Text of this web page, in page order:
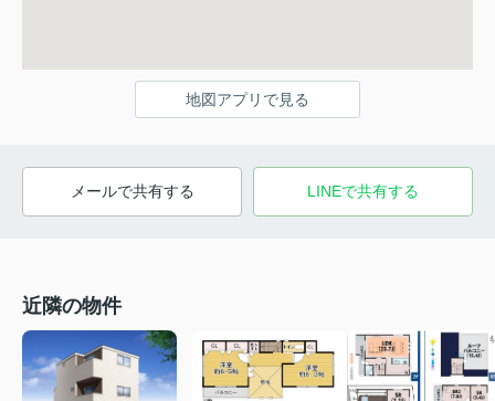
地図アプリで見る
メールで共有する LINEで共有する
近隣の物件